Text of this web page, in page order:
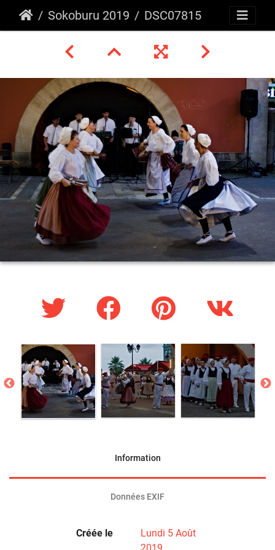
Sokoburu 2019 DSC07815
Information
Données EXIF
Créée le
Lundi 5 Août
2019